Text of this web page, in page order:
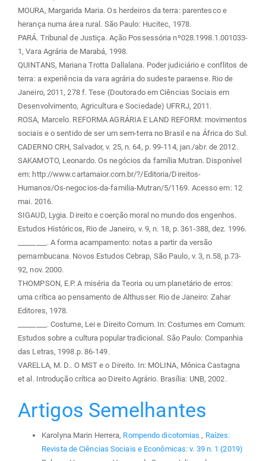
MOURA, Margarida Maria. Os herdeiros da terra: parentesco e
herança numa área rural. São Paulo: Hucitec, 1978.
PARÁ. Tribunal de Justiça. Ação Possessória nº028.1998.1.001033-
1, Vara Agrária de Marabá, 1998.
QUINTANS, Mariana Trotta Dallalana. Poder judiciário e conflitos de
terra: a experiência da vara agrária do sudeste paraense. Rio de
Janeiro, 2011, 278 f. Tese (Doutorado em Ciências Sociais em
Desenvolvimento, Agricultura e Sociedade) UFRRJ, 2011.
ROSA, Marcelo. REFORMA AGRÁRIA E LAND REFORM: movimentos
sociais e o sentido de ser um sem-terra no Brasil e na África do Sul.
CADERNO CRH, Salvador, v. 25, n. 64, p. 99-114, jan./abr. de 2012.
SAKAMOTO, Leonardo. Os negócios da família Mutran. Disponível
em: http://www.cartamaior.com.br/?/Editoria/Direitos-
Humanos/Os-negocios-da-familia-Mutran/5/1169. Acesso em: 12
mai. 2016.
SIGAUD, Lygia. Direito e coerção moral no mundo dos engenhos.
Estudos Históricos, Rio de Janeiro, v. 9, n. 18, p. 361-388, dez. 1996.
________. A forma acampamento: notas a partir da versão
pernambucana. Novos Estudos Cebrap, São Paulo, v. 3, n.58, p.73-
92, nov. 2000.
THOMPSON, E.P. A miséria da Teoria ou um planetário de erros:
uma crítica ao pensamento de Althusser. Rio de Janeiro: Zahar
Editores, 1978.
________. Costume, Lei e Direito Comum. In: Costumes em Comum:
Estudos sobre a cultura popular tradicional. São Paulo: Companhia
das Letras, 1998.p. 86-149.
VARELLA, M. D.. O MST e o Direito. In: MOLINA, Mônica Castagna
et al. Introdução crítica ao Direito Agrário. Brasília: UNB, 2002.
Artigos Semelhantes
Karolyna Marin Herrera, Rompendo dicotomias , Raízes:
Revista de Ciências Sociais e Econômicas: v. 39 n. 1 (2019)